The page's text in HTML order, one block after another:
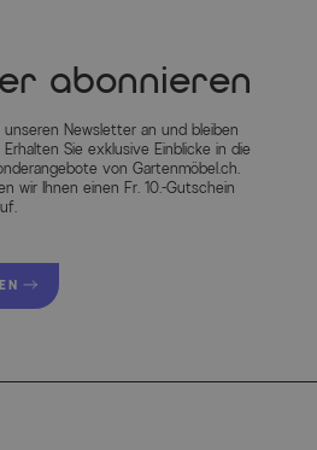
abonnieren
Newsletter an und bleiben
Sie exklusive Einblicke in die
von Gartenmöbel.ch.
wir Ihnen einen Fr. 10.-Gutschein